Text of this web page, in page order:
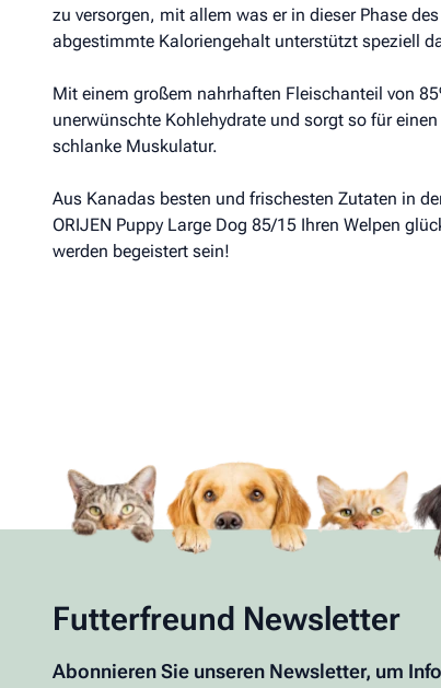
zu versorgen, mit allem was er in dieser Phase
abgestimmte Kaloriengehalt unterstützt speziell
Mit einem großem nahrhaften Fleischanteil von
unerwünschte Kohlehydrate und sorgt so für
schlanke Muskulatur.
Aus Kanadas besten und frischesten Zutaten in
ORIJEN Puppy Large Dog 85/15 Ihren Welpen
werden begeistert sein!
Futterfreund Newsletter
Abonnieren Sie unseren Newsletter, um